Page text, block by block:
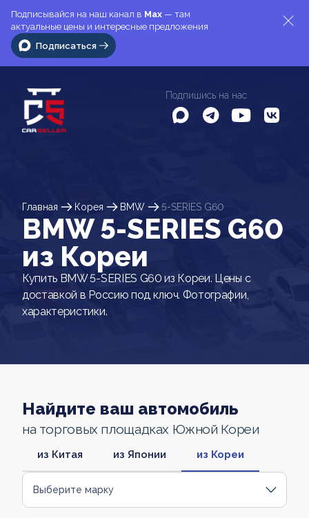
Подписывайся на наш канал в Max — там
актуальные цены и интересные предложения
Подписаться
Подпишись на нас
Главная Корея BMW 5-SERIES G60
BMW 5-SERIES G60
из Кореи
Купить BMW 5-SERIES G60 из Кореи. Цены с
доставкой в Россию под ключ. Фотографии,
характеристики.
Найдите ваш автомобиль
на торговых площадках Южной Кореи
из Китая из Японии из Кореи
Выберите марку